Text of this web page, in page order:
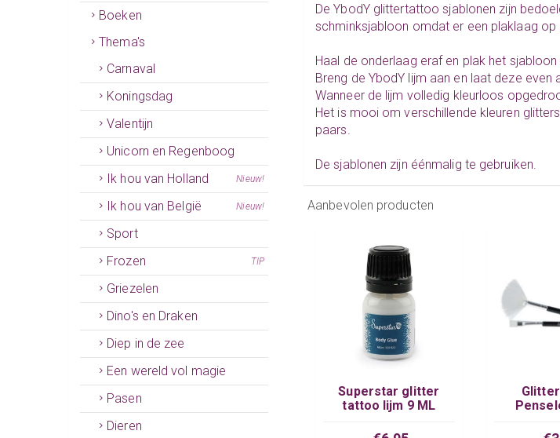
Boeken
Thema's
Carnaval
Koningsdag
Valentijn
Unicorn en Regenboog
Ik hou van Holland
Nieuw!
Ik hou van België Nieuw!
Sport
Frozen
TIP
Griezelen
Dino's en Draken
Diep in de zee
Een wereld vol magie
Pasen
Dieren
De YbodY glittertattoo sjablonen zijn
schminksjabloon omdat er een plaklaag op
Haal de onderlaag eraf en plak het
Breng de YbodY lijm aan en laat deze
Wanneer de lijm volledig kleurloos
Het is mooi om verschillende kleuren
paars.
De sjablonen zijn éénmalig te gebruiken.
Aanbevolen producten
Superstar glitter
tattoo lijm 9 ML